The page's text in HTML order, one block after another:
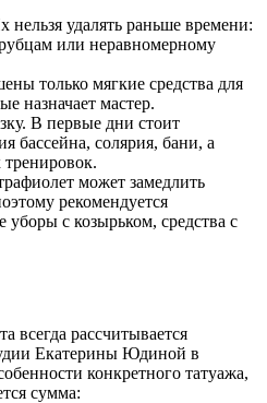
нельзя удалять раньше времени:
или неравномерному
только мягкие средства для
назначает мастер.
В первые дни стоит
бассейна, солярия, бани, а
может замедлить
рекомендуется
уборы с козырьком, средства с
всегда рассчитывается
Екатерины Юдиной в
конкретного татуажа,
сумма: